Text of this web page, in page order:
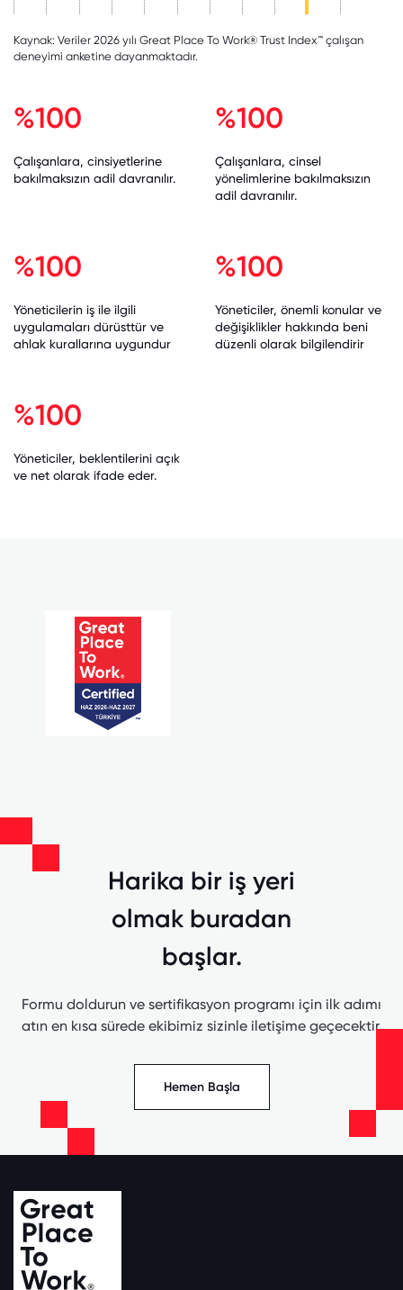
Kaynak: Veriler 2026 yılı Great Place To Work® Trust Index™ çalışan
deneyimi anketine dayanmaktadır.
%100
Çalışanlara, cinsiyetlerine
bakılmaksızın adil davranılır.
%100
Çalışanlara, cinsel
yönelimlerine bakılmaksızın
adil davranılır.
%100
Yöneticilerin iş ile ilgili
uygulamaları dürüsttür ve
ahlak kurallarına uygundur
%100
Yöneticiler, önemli konular ve
değişiklikler hakkında beni
düzenli olarak bilgilendirir
%100
Yöneticiler, beklentilerini açık
ve net olarak ifade eder.
Harika bir iş yeri
olmak buradan
başlar.
Formu doldurun ve sertifikasyon programı için ilk adımı
atın en kısa sürede ekibimiz sizinle iletişime geçecektir.
Hemen Başla